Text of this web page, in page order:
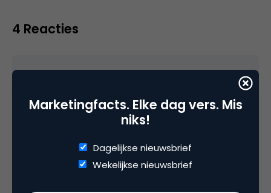
4 Reacties
Alleen vind ik dat relevantie niet absoluut
moet zijn maar relatief.
Marketingfacts. Elke dag vers. Mis
niks!
Dagelijkse nieuwsbrief
Wekelijkse nieuwsbrief